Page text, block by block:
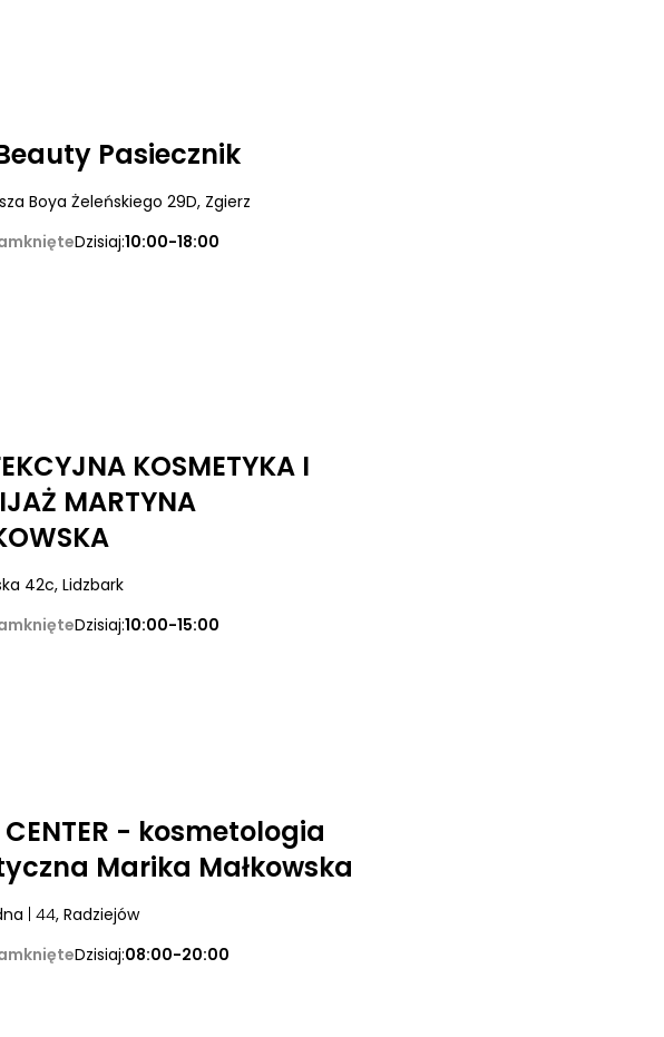
Pasiecznik
Boya Żeleńskiego 29D, Zgierz
Dzisiaj:10:00-18:00
KOSMETYKA I
MARTYNA
42c, Lidzbark
Dzisiaj:10:00-15:00
CENTER - kosmetologia
Marika Małkowska
| 44, Radziejów
Dzisiaj:08:00-20:00